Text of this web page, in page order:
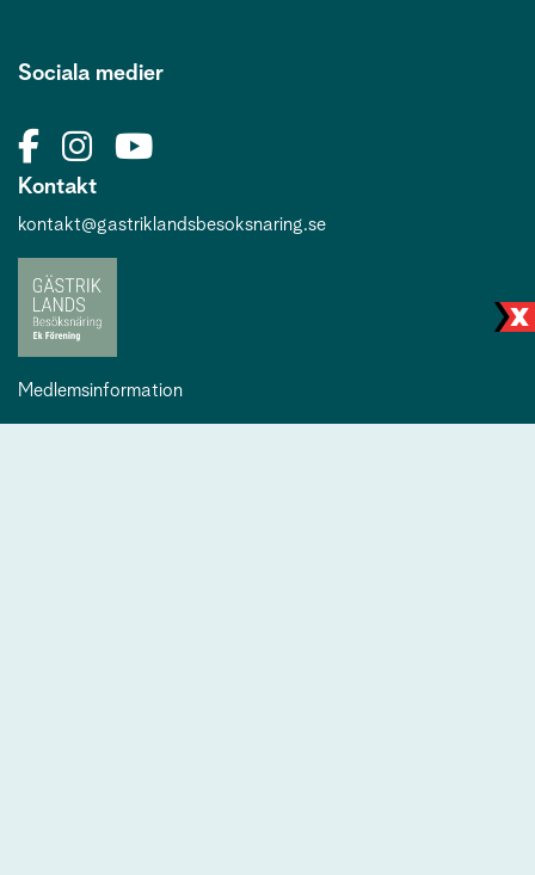
Sociala medier
Kontakt
kontakt@gastriklandsbesoksnaring.se
Medlemsinformation